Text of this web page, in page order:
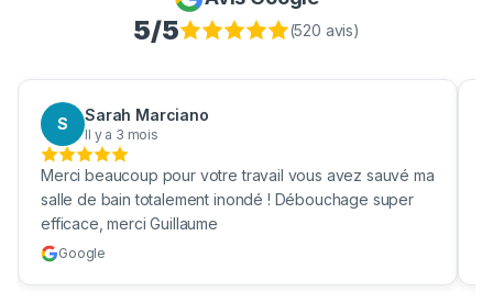
5/5 (520 avis)
S Sarah Marciano
Il y a 3 mois
Merci beaucoup pour votre travail vous avez sauvé ma
salle de bain totalement inondé ! Débouchage super
efficace, merci Guillaume
Google